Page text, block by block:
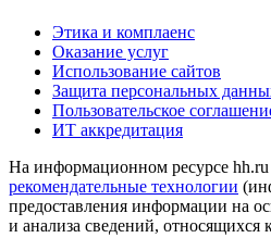
Этика и комплаенс
Оказание услуг
Использование сайтов
Защита персональных
Пользовательское
ИТ аккредитация
На информационном ресурсе hh.ru
рекомендательные технологии
предоставления информации на
и анализа сведений, относящихся